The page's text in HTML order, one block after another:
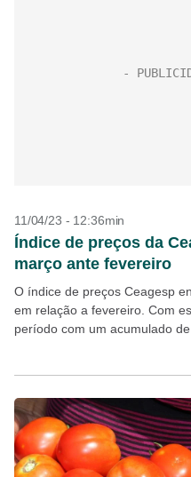
11/04/23 - 12:36min
Índice de preços da
março ante fevereiro
O índice de preços Ceagesp
em relação a fevereiro. Com
período com um acumulado